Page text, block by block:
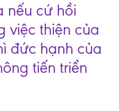
nếu cứ hồi
việc thiện của
đức hạnh của
tiến triển